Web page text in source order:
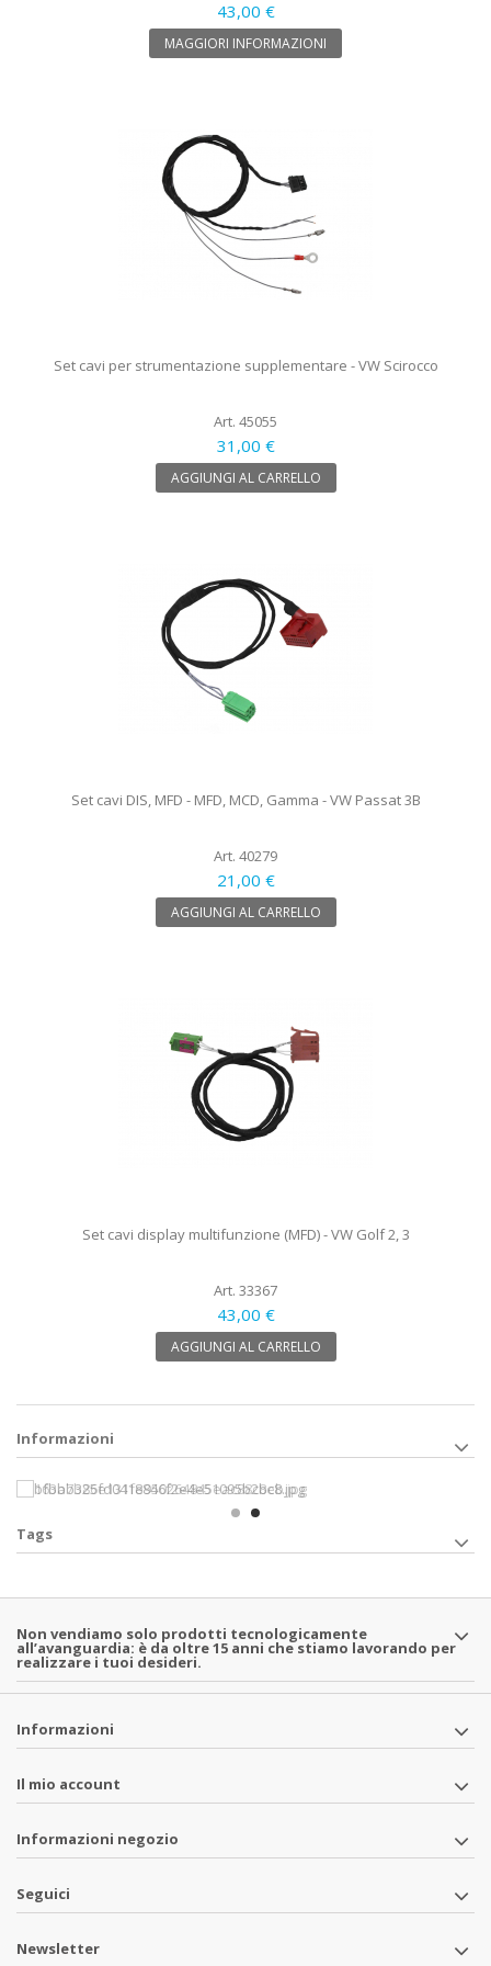
43,00 €
MAGGIORI INFORMAZIONI
Set cavi per strumentazione supplementare - VW Scirocco
Art. 45055
31,00 €
AGGIUNGI AL CARRELLO
Set cavi DIS, MFD - MFD, MCD, Gamma - VW Passat 3B
Art. 40279
21,00 €
AGGIUNGI AL CARRELLO
Set cavi display multifunzione (MFD) - VW Golf 2, 3
Art. 33367
43,00 €
AGGIUNGI AL CARRELLO
Informazioni
Tags
Non vendiamo solo prodotti tecnologicamente
all’avanguardia: è da oltre 15 anni che stiamo lavorando per
realizzare i tuoi desideri.
Informazioni
Il mio account
Informazioni negozio
Seguici
Newsletter